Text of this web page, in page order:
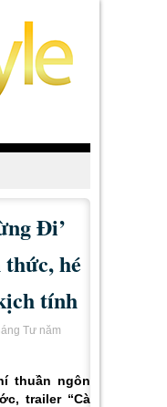
Đi’
hé
tính
Tư năm
thuần ngôn
trailer “Cà